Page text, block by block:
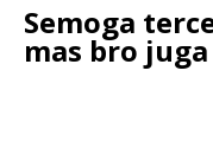
Semoga
mas bro